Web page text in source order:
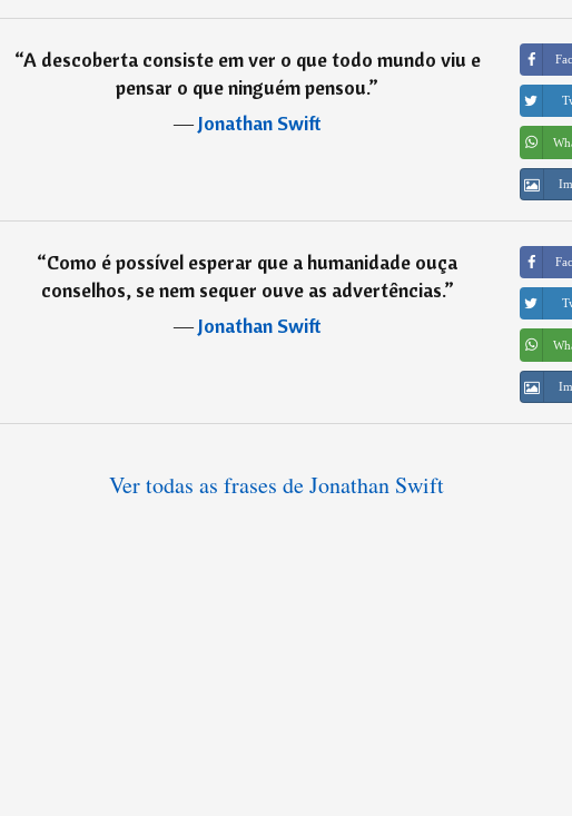
“A descoberta consiste em ver o que todo mundo viu e
pensar o que ninguém pensou.”
―Jonathan Swift
“Como é possível esperar que a humanidade ouça
conselhos, se nem sequer ouve as advertências.”
―Jonathan Swift
Ver todas as frases de Jonathan Swift